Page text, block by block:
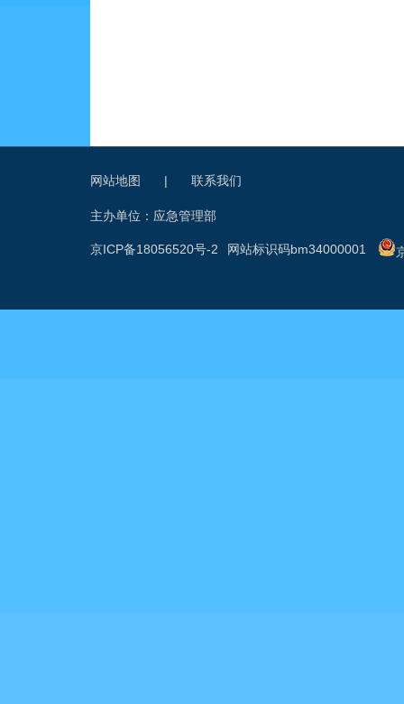
网站地图 | 联系我们
主办单位：应急管理部
网站标识码bm34000001
京ICP备18056520号-2